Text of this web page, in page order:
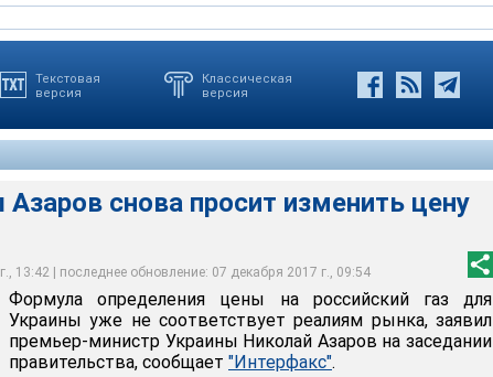
Текстовая
версия
Классическая
версия
снова просит изменить цену
13:42 | последнее обновление: 07 декабря 2017 г., 09:54
на российский газ для Украины уже не соответствует
в ходе встречи с генеральным секретарем ОПЕК
на нефть на следующий год"
Формула определения цены на российский газ для
Украины уже не соответствует реалиям рынка, заявил
премьер-министр Украины Николай Азаров на заседании
правительства, сообщает "Интерфакс".